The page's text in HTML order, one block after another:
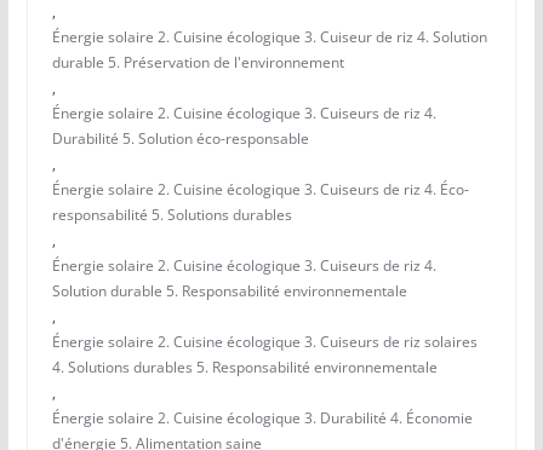
,
Énergie solaire 2. Cuisine écologique 3. Cuiseur de riz 4. Solution
durable 5. Préservation de l'environnement
,
Énergie solaire 2. Cuisine écologique 3. Cuiseurs de riz 4.
Durabilité 5. Solution éco-responsable
,
Énergie solaire 2. Cuisine écologique 3. Cuiseurs de riz 4. Éco-
responsabilité 5. Solutions durables
,
Énergie solaire 2. Cuisine écologique 3. Cuiseurs de riz 4.
Solution durable 5. Responsabilité environnementale
,
Énergie solaire 2. Cuisine écologique 3. Cuiseurs de riz solaires
4. Solutions durables 5. Responsabilité environnementale
,
Énergie solaire 2. Cuisine écologique 3. Durabilité 4. Économie
d'énergie 5. Alimentation saine